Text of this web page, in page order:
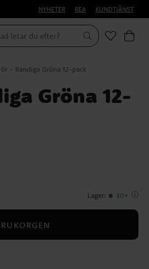
NYHETER REA KUNDTJÄNST
- Randiga Gröna 12-pack
Gröna 12-
Lager: 30+